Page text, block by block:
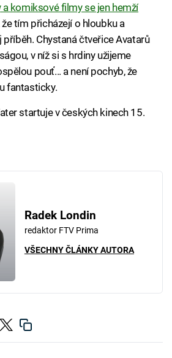
komiksové filmy se jen hemží
tím přicházejí o hloubku a
Chystaná čtveřice Avatarů
v níž si s hrdiny užijeme
pouť... a není pochyb, že
fantasticky.
startuje v českých kinech 15.
Radek Londin
redaktor FTV Prima
VŠECHNY ČLÁNKY AUTORA